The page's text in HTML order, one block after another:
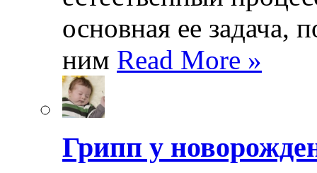
основная ее задача,
ним Read More »
Грипп у